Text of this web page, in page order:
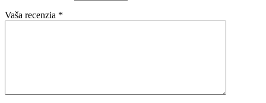
Vaša recenzia *